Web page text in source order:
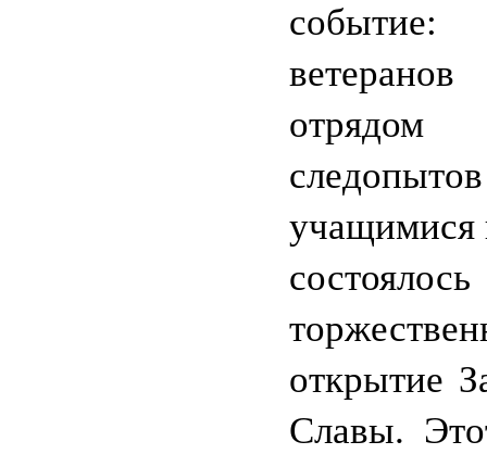
отрядом
учащимися
состоялось
открытие
Славы.